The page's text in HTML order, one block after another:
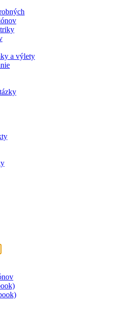
a výlety